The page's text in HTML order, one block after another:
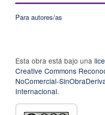
Para autores/as
Esta obra está bajo una
Creative Commons
NoComercial-
Internacional.